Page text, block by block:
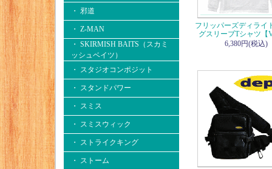
・ 邪道
・ Z-MAN
・ SKIRMISH BAITS（スカミ
ッシュベイツ）
・ スタジオコンポジット
・ スタンドパワー
・ スミス
・ スミスウィック
・ ストライクキング
・ ストーム
フリッパーズディラ
グスリーブTシャツ【
6,380円(税込)